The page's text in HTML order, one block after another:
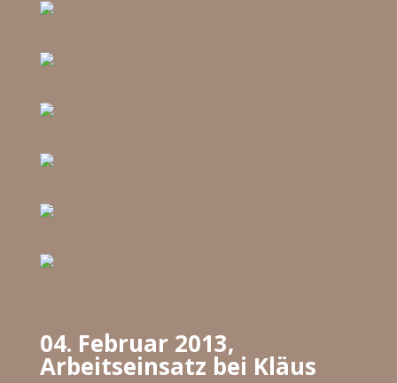
04. Februar 2013,
Arbeitseinsatz bei Kläus